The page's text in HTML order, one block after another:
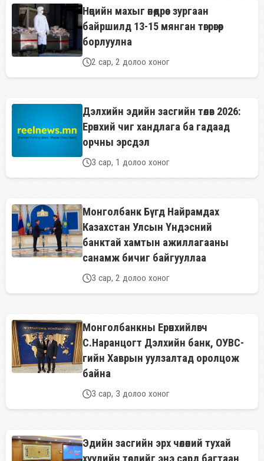
Нөөцийн махыг өнөөдрөөс зургаан
байршилд 13-15 мянган төгрөгөөр
борлуулна
2 сар, 2 долоо хоног
Дэлхийн эдийн засгийн төлөв 2026:
Ерөнхий чиг хандлага ба гадаад
орчны эрсдэл
3 сар, 1 долоо хоног
Монголбанк Бүгд Найрамдах
Казахстан Улсын Үндэсний
банктай хамтын ажиллагааны
санамж бичиг байгууллаа
3 сар, 2 долоо хоног
Монголбанкны Ерөнхийлөгч
С.Наранцогт Дэлхийн банк, ОУВС-
гийн Хаврын уулзалтад оролцож
байна
3 сар, 3 долоо хоног
Эдийн засгийн эрх чөлөөний тухай